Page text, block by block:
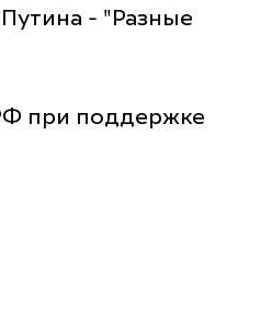
- "Разные
при поддержке